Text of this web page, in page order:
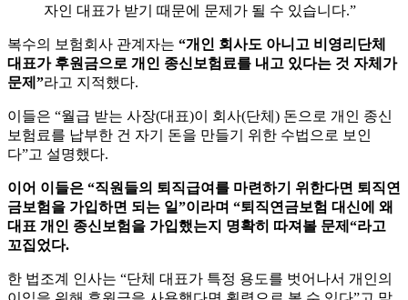
자인 대표가 받기 때문에 문제가 될 수 있습니다.”
복수의 보험회사 관계자는 “개인 회사도 아니고 비영리단체
대표가 후원금으로 개인 종신보험료를 내고 있다는 것 자체가
문제 ”라고 지적했다.
이들은 “월급 받는 사장(대표)이 회사(단체 ) 돈으로 개인 종신
보험료를 납부한 건 자기 돈을 만들기 위한 수법으로 보인
다”고 설명했다.
이어 이들은 “직원들의 퇴직급여를 마련하기 위한다면 퇴직연
금보험을 가입하면 되는 일”이라며 “퇴직연금보험 대신에 왜
대표 개인 종신보험을 가입했는지 명확히 따져볼 문제 “라고
꼬집었다.
한 법조계 인사는 “단체 대표가 특정 용도를 벗어나서 개인의